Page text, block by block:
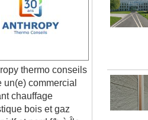
un(e) commercial
chauffage
bois et gaz
idf et nord f/h à Île